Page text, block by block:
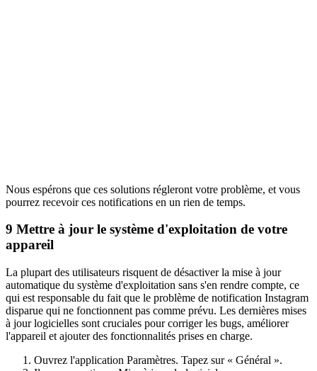
Nous espérons que ces solutions régleront votre problème, et vous
pourrez recevoir ces notifications en un rien de temps.
9 Mettre à jour le système d'exploitation de votre
appareil
La plupart des utilisateurs risquent de désactiver la mise à jour
automatique du système d'exploitation sans s'en rendre compte, ce
qui est responsable du fait que le problème de notification Instagram
disparue qui ne fonctionnent pas comme prévu. Les dernières mises
à jour logicielles sont cruciales pour corriger les bugs, améliorer
l'appareil et ajouter des fonctionnalités prises en charge.
Ouvrez l'application Paramètres. Tapez sur « Général ».